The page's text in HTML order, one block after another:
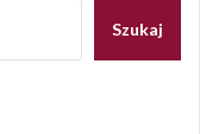
Szukaj